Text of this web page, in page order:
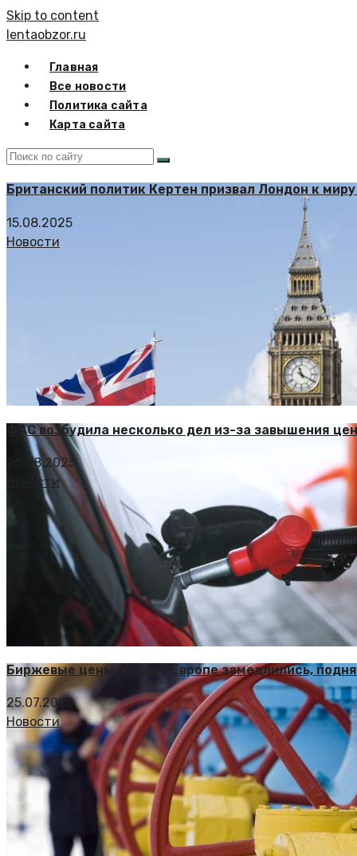
Skip to content
lentaobzor.ru
Главная
Все новости
Политика сайта
Карта сайта
Британский политик Кертен призвал Лондон к
15.08.2025
Новости
ФАС возбудила несколько дел из-за завышения
26.08.2025
Новости
Биржевые цены на газ в Европе замедлились,
25.07.2026
Новости